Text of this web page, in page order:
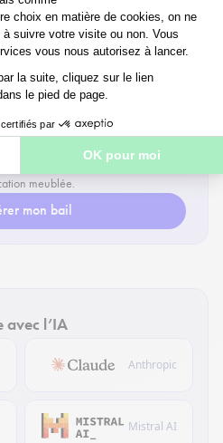
et propriétaire-bailleur.
📄
GRATUIT
en quelques clics
simple à compléter et adapté
meublée.
mon bail
avec l’IA
Anthropic
Mistral AI